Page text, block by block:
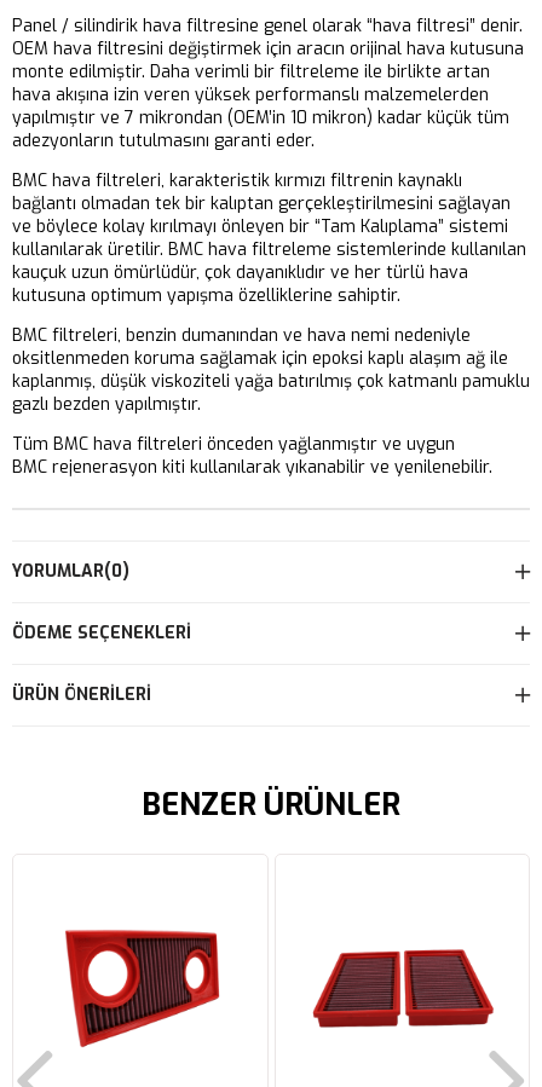
Panel / silindirik hava filtresine genel olarak “hava filtresi” denir.
OEM hava filtresini değiştirmek için aracın orijinal hava kutusuna
monte edilmiştir. Daha verimli bir filtreleme ile birlikte artan
hava akışına izin veren yüksek performanslı malzemelerden
yapılmıştır ve 7 mikrondan (OEM’in 10 mikron) kadar küçük tüm
adezyonların tutulmasını garanti eder.
BMC hava filtreleri, karakteristik kırmızı filtrenin kaynaklı
bağlantı olmadan tek bir kalıptan gerçekleştirilmesini sağlayan
ve böylece kolay kırılmayı önleyen bir “Tam Kalıplama” sistemi
kullanılarak üretilir. BMC hava filtreleme sistemlerinde kullanılan
kauçuk uzun ömürlüdür, çok dayanıklıdır ve her türlü hava
kutusuna optimum yapışma özelliklerine sahiptir.
BMC filtreleri, benzin dumanından ve hava nemi nedeniyle
oksitlenmeden koruma sağlamak için epoksi kaplı alaşım ağ ile
kaplanmış, düşük viskoziteli yağa batırılmış çok katmanlı pamuklu
gazlı bezden yapılmıştır.
Tüm BMC hava filtreleri önceden yağlanmıştır ve uygun
BMC rejenerasyon kiti kullanılarak yıkanabilir ve yenilenebilir.
YORUMLAR(0)
ÖDEME SEÇENEKLERI
ÜRÜN ÖNERILERI
BENZER ÜRÜNLER